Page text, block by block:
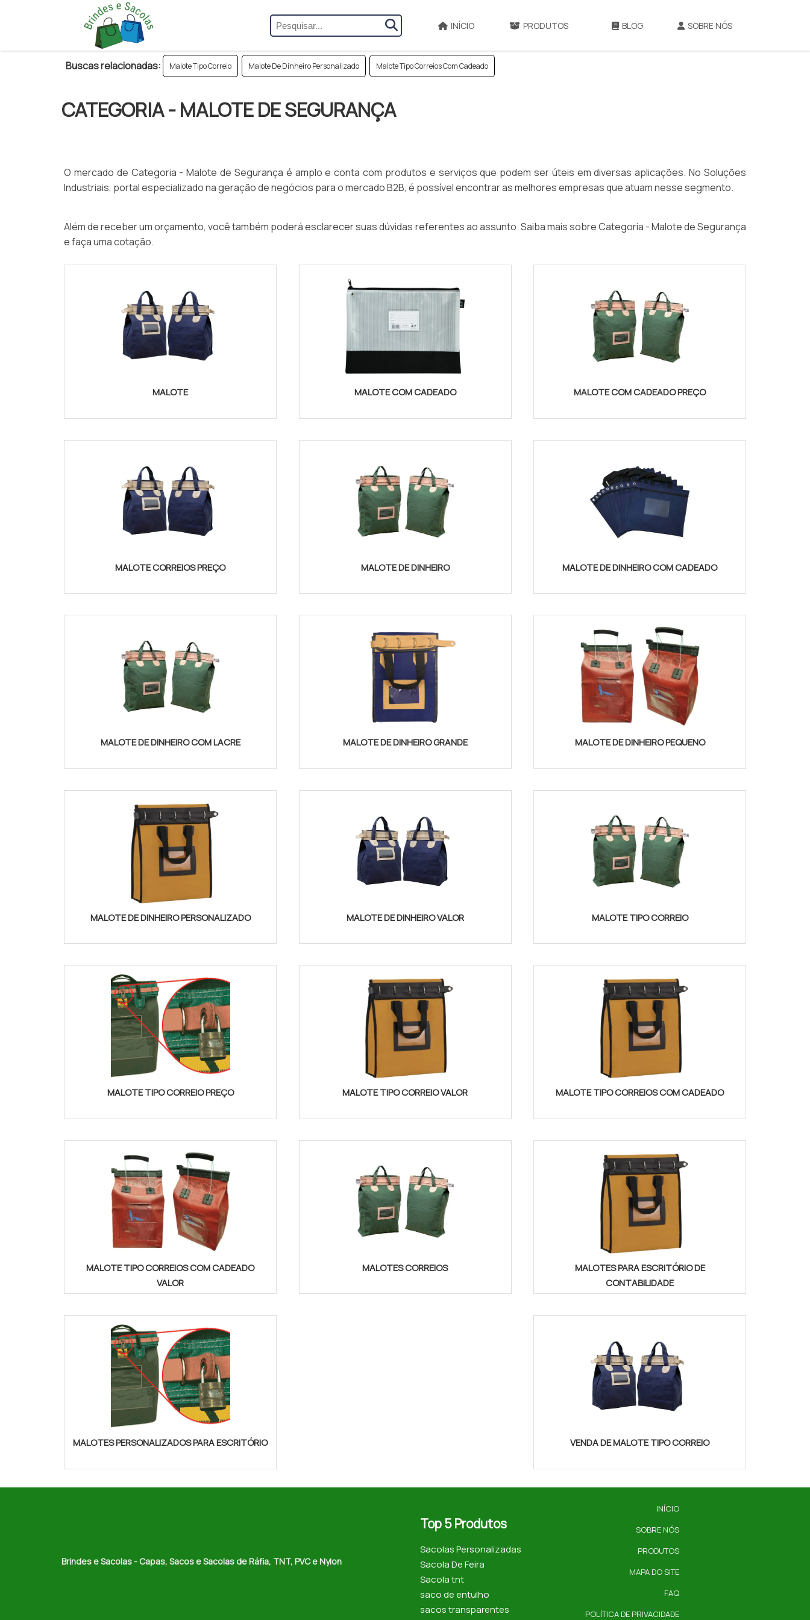
INÍCIO PRODUTOS BLOG SOBRE NÓS
Buscas relacionadas: Malote Tipo Correio Malote De Dinheiro Personalizado Malote Tipo Correios Com Cadeado
CATEGORIA - MALOTE DE SEGURANÇA
O mercado de Categoria - Malote de Segurança é amplo e conta com produtos e serviços que podem ser úteis em diversas aplicações. No Soluções
Industriais, portal especializado na geração de negócios para o mercado B2B, é possível encontrar as melhores empresas que atuam nesse segmento.
Além de receber um orçamento, você também poderá esclarecer suas dúvidas referentes ao assunto. Saiba mais sobre Categoria - Malote de Segurança
e faça uma cotação.
MALOTE MALOTE COM CADEADO MALOTE COM CADEADO PREÇO
MALOTE CORREIOS PREÇO MALOTE DE DINHEIRO MALOTE DE DINHEIRO COM CADEADO
MALOTE DE DINHEIRO COM LACRE MALOTE DE DINHEIRO GRANDE MALOTE DE DINHEIRO PEQUENO
MALOTE DE DINHEIRO PERSONALIZADO MALOTE DE DINHEIRO VALOR MALOTE TIPO CORREIO
MALOTE TIPO CORREIO PREÇO MALOTE TIPO CORREIO VALOR MALOTE TIPO CORREIOS COM CADEADO
MALOTE TIPO CORREIOS COM CADEADO
VALOR
MALOTES CORREIOS
MALOTES PARA ESCRITÓRIO DE
CONTABILIDADE
MALOTES PERSONALIZADOS PARA ESCRITÓRIO VENDA DE MALOTE TIPO CORREIO
Brindes e Sacolas - Capas, Sacos e Sacolas de Ráfia, TNT, PVC e Nylon
Top 5 Produtos
Sacolas Personalizadas
Sacola De Feira
Sacola tnt
saco de entulho
sacos transparentes
INÍCIO
SOBRE NÓS
PRODUTOS
MAPA DO SITE
FAQ
POLÍTICA DE PRIVACIDADE